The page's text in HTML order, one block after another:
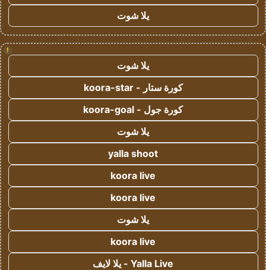
يلا شوت
!
يلا شوت
كورة ستار - koora-star
كورة جول - koora-goal
يلا شوت
yalla shoot
koora live
koora live
يلا شوت
koora live
Yalla Live - يلا لايف